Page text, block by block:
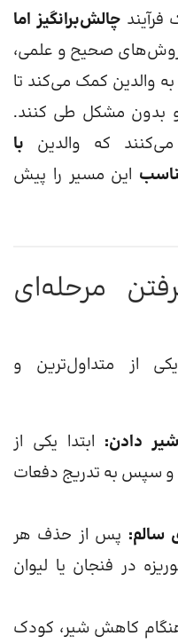
چالش‌برانگیز اما
روش‌های صحیح و علمی،
والدین کمک می‌کند تا
و بدون مشکل طی کنند.
که والدین با
این مسیر را پیش
مرحله‌ای
از متداول‌ترین و
دادن: ابتدا یکی از
و سپس به تدریج دفعات
سالم: پس از حذف هر
در فنجان یا لیوان
کاهش شیر، کودک